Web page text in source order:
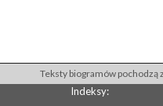
Teksty biogramów pochodzą
Indeksy: